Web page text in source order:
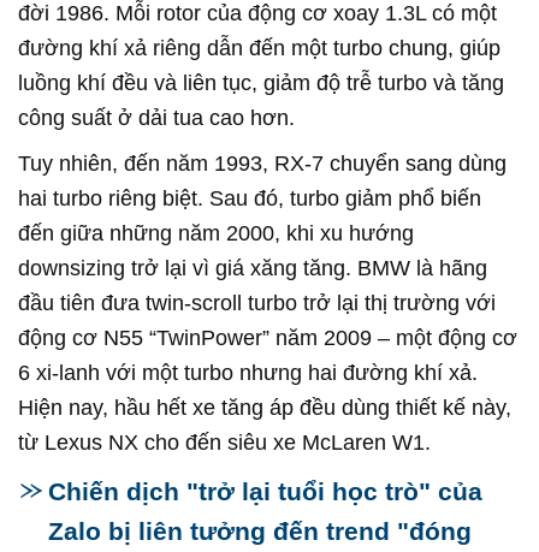
đời 1986. Mỗi rotor của động cơ xoay 1.3L có một
đường khí xả riêng dẫn đến một turbo chung, giúp
luồng khí đều và liên tục, giảm độ trễ turbo và tăng
công suất ở dải tua cao hơn.
Tuy nhiên, đến năm 1993, RX-7 chuyển sang dùng
hai turbo riêng biệt. Sau đó, turbo giảm phổ biến
đến giữa những năm 2000, khi xu hướng
downsizing trở lại vì giá xăng tăng. BMW là hãng
đầu tiên đưa twin-scroll turbo trở lại thị trường với
động cơ N55 “TwinPower” năm 2009 – một động cơ
6 xi-lanh với một turbo nhưng hai đường khí xả.
Hiện nay, hầu hết xe tăng áp đều dùng thiết kế này,
từ Lexus NX cho đến siêu xe McLaren W1.
Chiến dịch "trở lại tuổi học trò" của
Zalo bị liên tưởng đến trend "đóng